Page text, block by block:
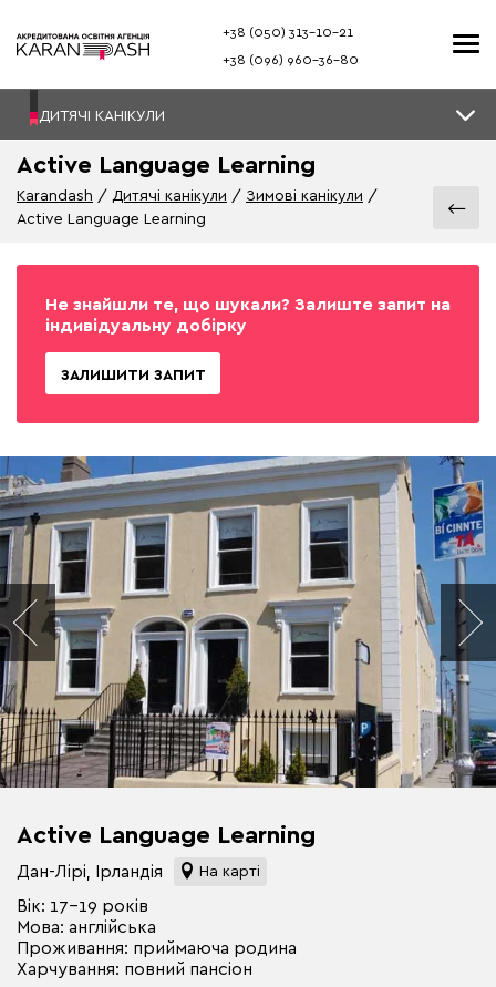
+38 (050) 313–10-21
+38 (096) 960–36-80
ДИТЯЧІ КАНІКУЛИ
Active Language Learning
Karandash Дитячі канікули
Зимові канікули
Active Language Learning
Не знайшли те, що шукали? Залиште запит на
індивідуальну добірку
ЗАЛИШИТИ ЗАПИТ
Active Language Learning
Дан-Лірі, Ірландія На карті
Вік: 17-19 років
Мова: англійська
Проживання: приймаюча родина
Харчування: повний пансіон